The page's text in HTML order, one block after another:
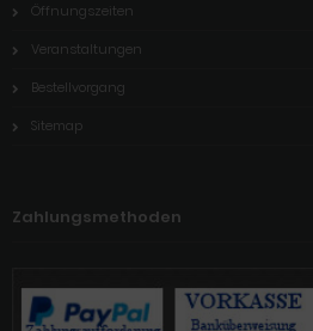
Öffnungszeiten
Veranstaltungen
Bestellvorgang
Sitemap
Zahlungsmethoden